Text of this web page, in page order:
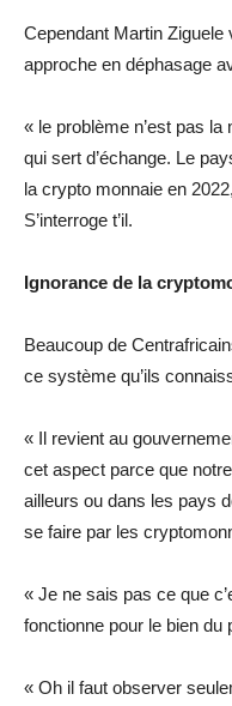
Cependant Martin Ziguele
approche en déphasage
« le problème n’est pas
qui sert d’échange. Le
la crypto monnaie en
S’interroge t’il.
Ignorance de la
Beaucoup de
ce système qu’ils
« Il revient au
cet aspect parce que
ailleurs ou dans les pays
se faire par les
« Je ne sais pas ce que
fonctionne pour le bien du
« Oh il faut observer